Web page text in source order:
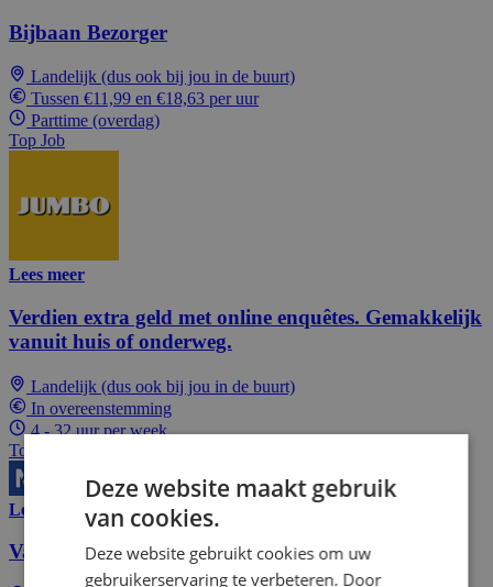
Bijbaan Bezorger
Landelijk (dus ook bij jou in de buurt)
Tussen €11,99 en €18,63 per uur
Parttime (overdag)
Top Job
Lees meer
Verdien extra geld met online enquêtes. Gemakkelijk
vanuit huis of onderweg.
Landelijk (dus ook bij jou in de buurt)
In overeenstemming
4 - 32 uur per week
Top Job
Lees meer
Vakantiewerk Schoonmaak
Deze website maakt gebruik
van cookies.
Deze website gebruikt cookies om uw
gebruikerservaring te verbeteren. Door